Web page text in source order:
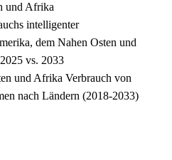
und Afrika
intelligenter
dem Nahen Osten und
vs. 2033
und Afrika Verbrauch von
nach Ländern (2018-2033)